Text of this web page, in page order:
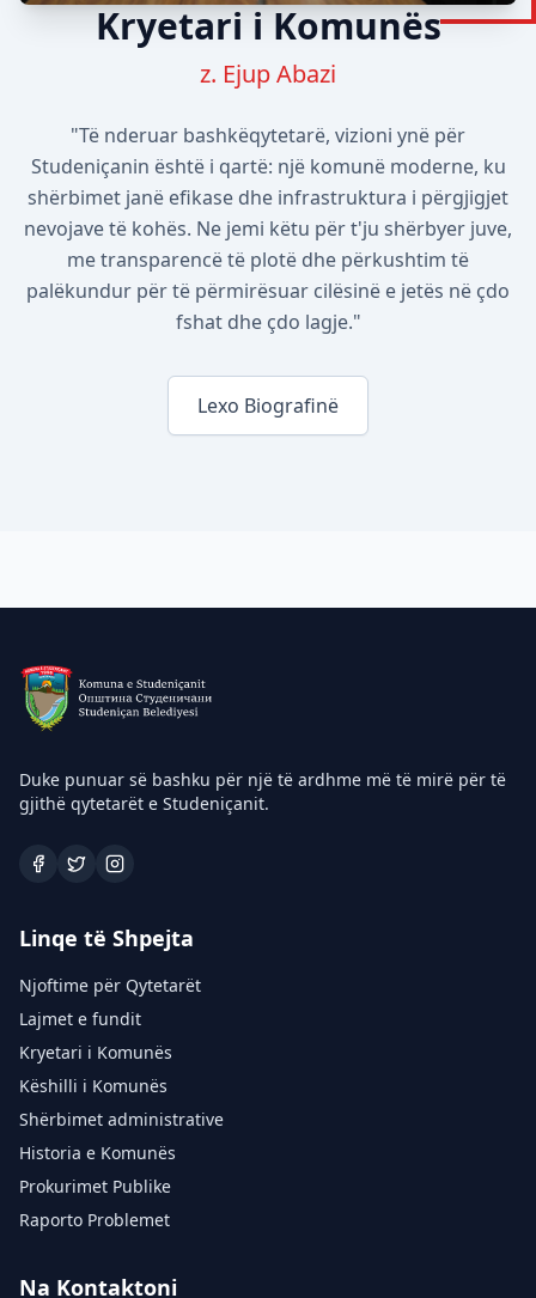
Kryetari i Komunës
z. Ejup Abazi
"Të nderuar bashkëqytetarë, vizioni ynë për
Studeniçanin është i qartë: një komunë moderne, ku
shërbimet janë efikase dhe infrastruktura i përgjigjet
nevojave të kohës. Ne jemi këtu për t'ju shërbyer juve,
me transparencë të plotë dhe përkushtim të
palëkundur për të përmirësuar cilësinë e jetës në çdo
fshat dhe çdo lagje."
Lexo Biografinë
Duke punuar së bashku për një të ardhme më të mirë për të
gjithë qytetarët e Studeniçanit.
Linqe të Shpejta
Njoftime për Qytetarët
Lajmet e fundit
Kryetari i Komunës
Këshilli i Komunës
Shërbimet administrative
Historia e Komunës
Prokurimet Publike
Raporto Problemet
Na Kontaktoni